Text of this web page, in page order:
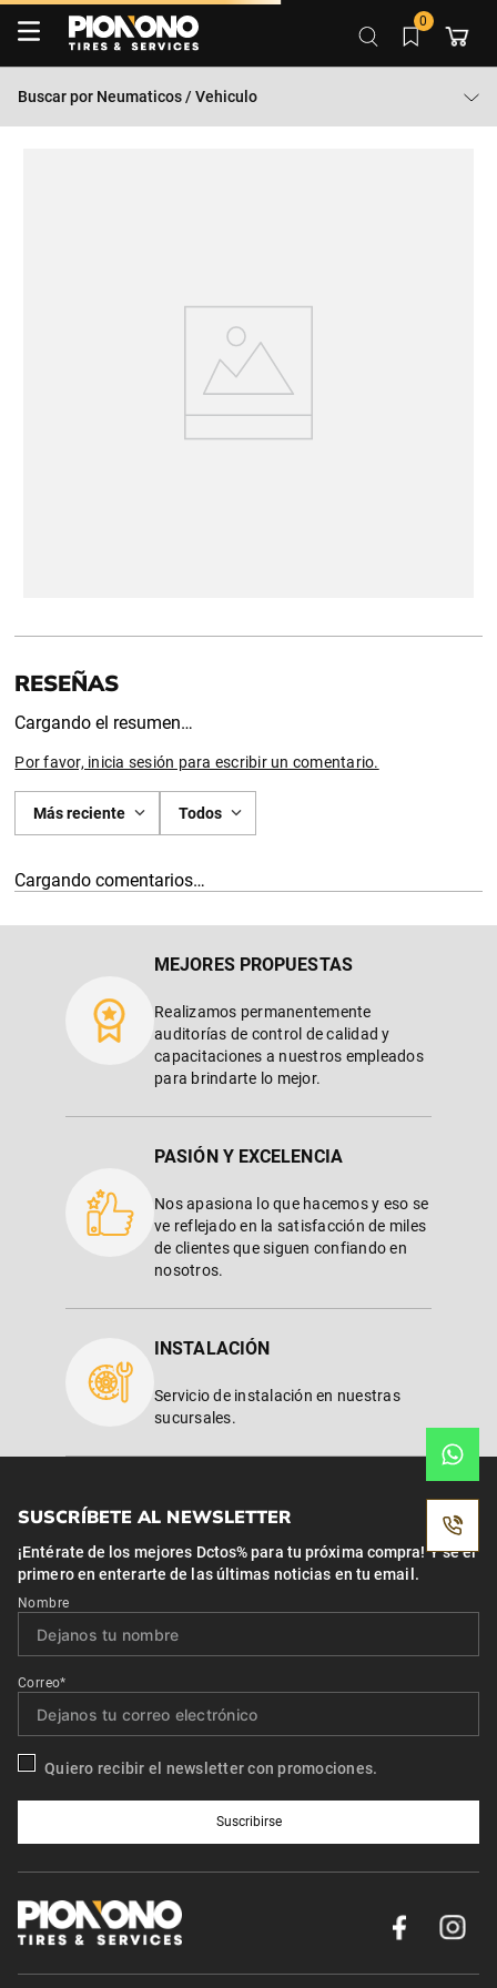
0
Buscar por Neumaticos / Vehiculo
Cargando el resumen…
Por favor, inicia sesión para escribir un comentario.
Más reciente Todos
Cargando comentarios…
MEJORES PROPUESTAS
Realizamos permanentemente
auditorías de control de calidad y
capacitaciones a nuestros empleados
para brindarte lo mejor.
PASIÓN Y EXCELENCIA
Nos apasiona lo que hacemos y eso se
ve reflejado en la satisfacción de miles
de clientes que siguen confiando en
nosotros.
INSTALACIÓN
Servicio de instalación en nuestras
sucursales.
SUSCRÍBETE AL NEWSLETTER
¡Entérate de los mejores Dctos% para tu próxima compra! Y se el
primero en enterarte de las últimas noticias en tu email.
Nombre
Correo*
Quiero recibir el newsletter con promociones.
Suscribirse